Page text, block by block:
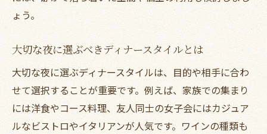
ょう。
大切な夜に選ぶべきディナースタイルとは
大切な夜に選ぶディナースタイルは、目的や相手に合わ
せて選択することが重要です。例えば、家族での集まり
には洋食やコース料理、友人同士の女子会にはカジュア
ルなビストロやイタリアンが人気です。ワインの種類も